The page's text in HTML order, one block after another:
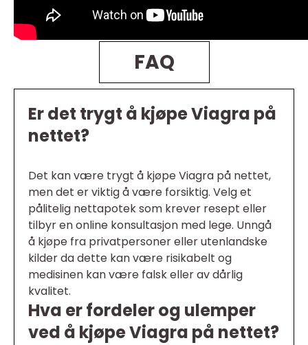
FAQ
Er det trygt å kjøpe Viagra på
nettet?
Det kan være trygt å kjøpe Viagra på nettet,
men det er viktig å være forsiktig. Velg et
pålitelig nettapotek som krever resept eller
tilbyr en online konsultasjon med lege. Unngå
å kjøpe fra privatpersoner eller utenlandske
kilder da dette kan være risikabelt og
medisinen kan være falsk eller av dårlig
kvalitet.
Hva er fordeler og ulemper
ved å kjøpe Viagra på nettet?